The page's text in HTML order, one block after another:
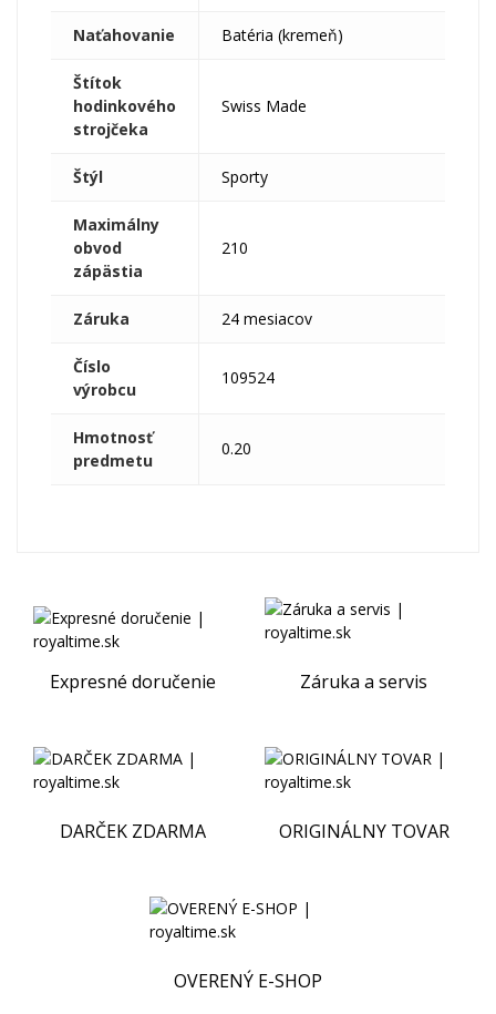
Naťahovanie Batéria (kremeň)
Štítok
hodinkového
strojčeka
Swiss Made
Štýl Sporty
Maximálny
obvod
zápästia
210
Záruka 24 mesiacov
Číslo
výrobcu
109524
Hmotnosť
predmetu
0.20
Expresné doručenie Záruka a servis
DARČEK ZDARMA ORIGINÁLNY TOVAR
OVERENÝ E-SHOP